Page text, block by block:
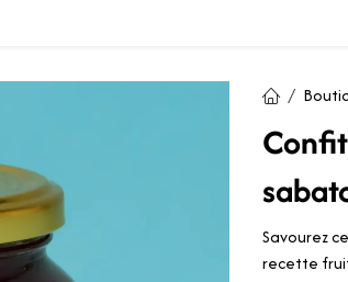
Savourez
recette